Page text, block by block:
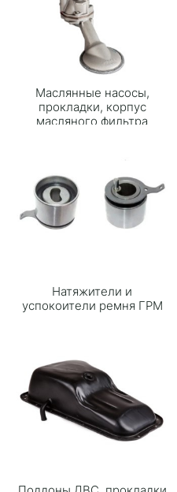
Маслянные насосы,
прокладки, корпус
масляного фильтра
Натяжители и
успокоители ремня ГРМ